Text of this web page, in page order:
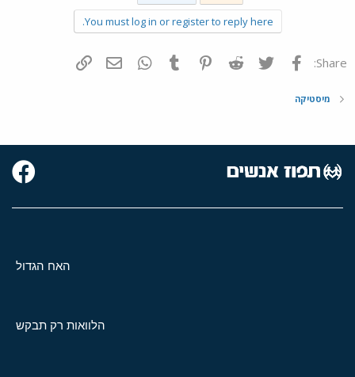
You must log in or register to reply here.
Share: פייסבוק Twitter
Reddit
Pinterest
Tumblr
WhatsAppדואר אלקטרוני
מיסטיקה
האח הגדול
הלוואות רק תבקש